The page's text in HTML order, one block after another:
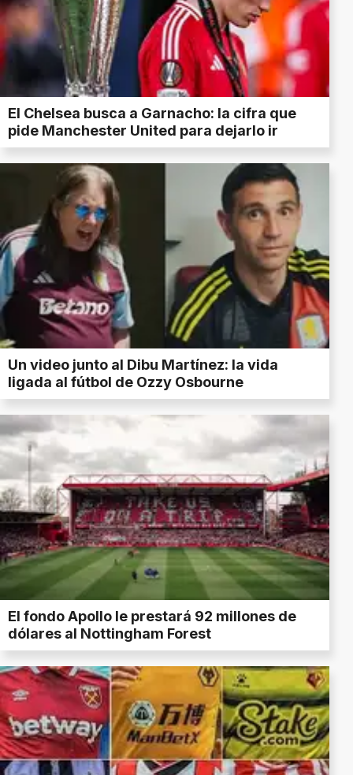
El Chelsea busca a Garnacho: la cifra que
pide Manchester United para dejarlo ir
Un video junto al Dibu Martínez: la vida
ligada al fútbol de Ozzy Osbourne
El fondo Apollo le prestará 92 millones de
dólares al Nottingham Forest